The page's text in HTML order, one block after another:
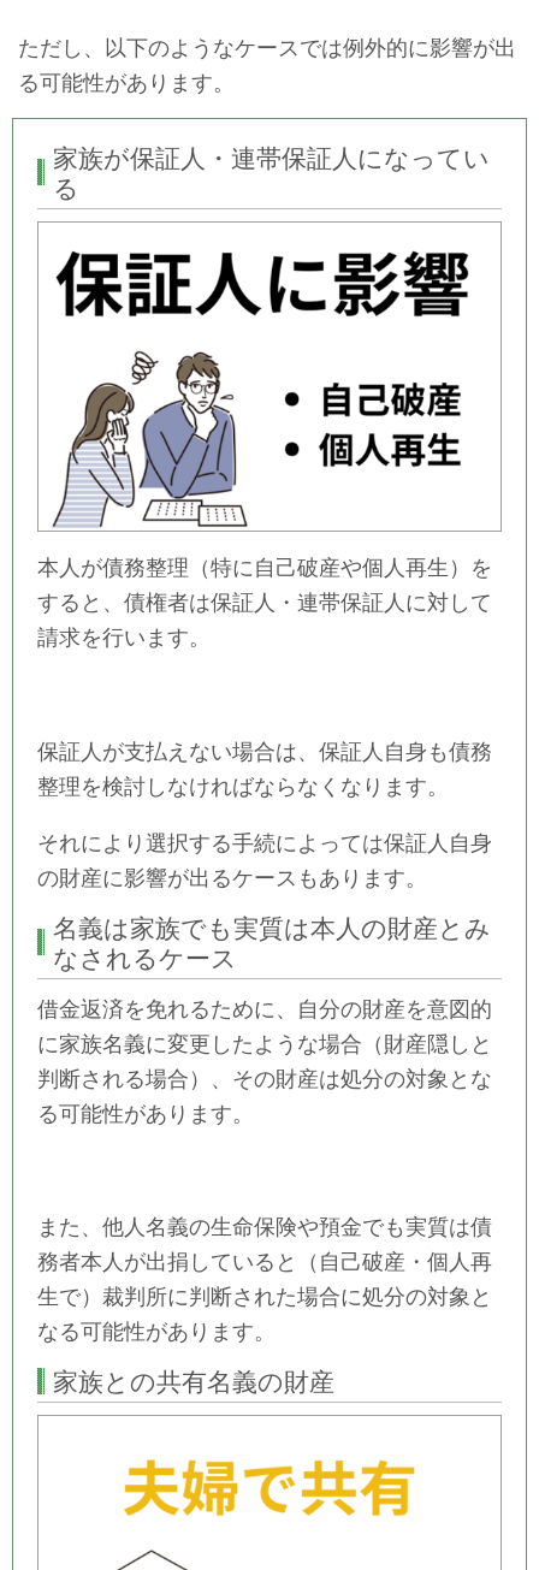
ただし、以下のようなケースでは例外的に影響が出
る可能性があります。
家族が保証人・連帯保証人になってい
る
本人が債務整理（特に自己破産や個人再生）を
すると、債権者は保証人・連帯保証人に対して
請求を行います。
保証人が支払えない場合は、保証人自身も債務
整理を検討しなければならなくなります。
それにより選択する手続によっては保証人自身
の財産に影響が出るケースもあります。
名義は家族でも実質は本人の財産とみ
なされるケース
借金返済を免れるために、自分の財産を意図的
に家族名義に変更したような場合（財産隠しと
判断される場合）、その財産は処分の対象とな
る可能性があります。
また、他人名義の生命保険や預金でも実質は債
務者本人が出捐していると（自己破産・個人再
生で）裁判所に判断された場合に処分の対象と
なる可能性があります。
家族との共有名義の財産